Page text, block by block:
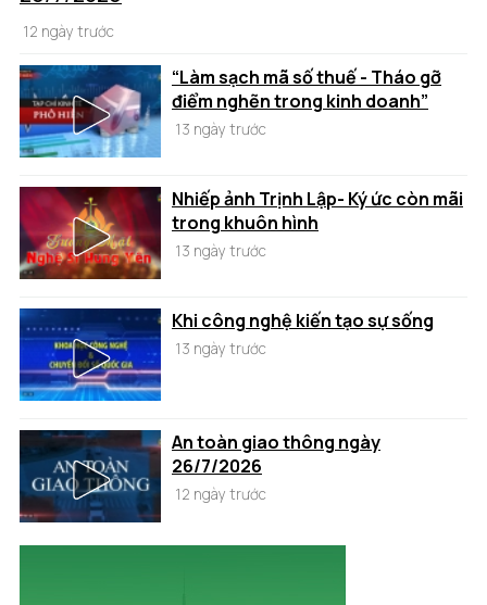
12 ngày trước
“Làm sạch mã số thuế - Tháo gỡ
điểm nghẽn trong kinh doanh”
13 ngày trước
Nhiếp ảnh Trịnh Lập- Ký ức còn mãi
trong khuôn hình
13 ngày trước
Khi công nghệ kiến tạo sự sống
13 ngày trước
An toàn giao thông ngày
26/7/2026
12 ngày trước